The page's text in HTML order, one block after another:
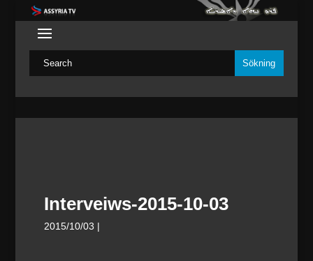
Interveiws-2015-10-03
2015/10/03 |